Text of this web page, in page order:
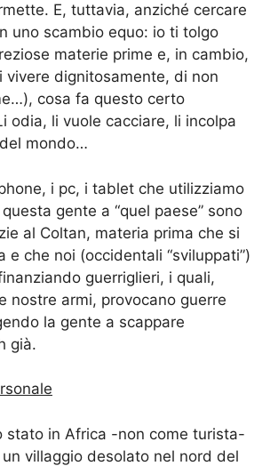
E, tuttavia, anziché cercare
uno scambio equo: io ti tolgo
materie prime e, in cambio,
vivere dignitosamente, di non
cosa fa questo certo
odia, li vuole cacciare, li incolpa
mondo…
i pc, i tablet che utilizziamo
gente a “quel paese” sono
al Coltan, materia prima che si
e che noi (occidentali “sviluppati”)
guerriglieri, i quali,
nostre armi, provocano guerre
la gente a scappare
già.
stato in Africa -non come turista-
villaggio desolato nel nord del